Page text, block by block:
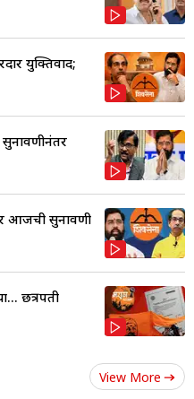
युक्तिवाद;
सुनावणीनंतर
आजची सुनावणी
छत्रपती
View More